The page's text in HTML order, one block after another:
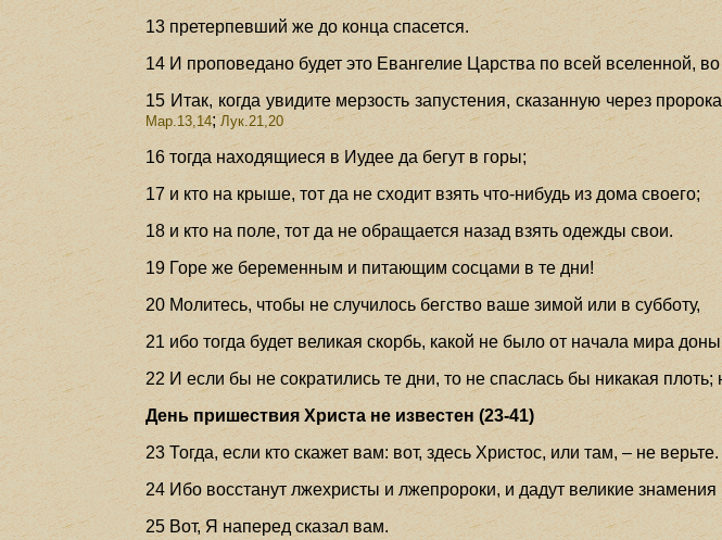
13 претерпевший же до конца спасется.
14 И проповедано будет это Евангелие Царства по всей вселенной,
15 Итак, когда увидите мерзость запустения, сказанную через
Мар.13,14;Лук.21,20
16 тогда находящиеся в Иудее да бегут в горы;
17 и кто на крыше, тот да не сходит взять что-нибудь из дома своего;
18 и кто на поле, тот да не обращается назад взять одежды свои.
19 Горе же беременным и питающим сосцами в те дни!
20 Молитесь, чтобы не случилось бегство ваше зимой или в субботу,
21 ибо тогда будет великая скорбь, какой не было от начала мира
22 И если бы не сократились те дни, то не спаслась бы никакая
День пришествия Христа не известен (23-41)
23 Тогда, если кто скажет вам: вот, здесь Христос, или там, – не верьте.
24 Ибо восстанут лжехристы и лжепророки, и дадут великие
25 Вот, Я наперед сказал вам.